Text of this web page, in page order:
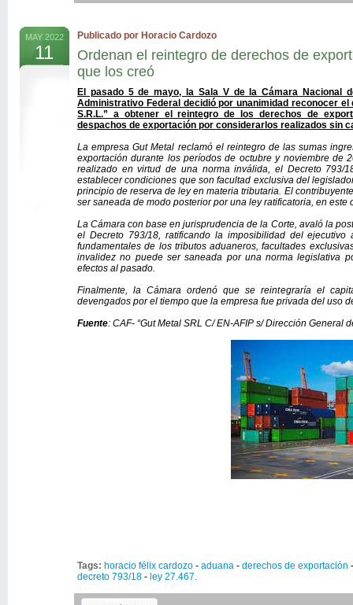
MAY 2022
11
Publicado por Horacio Cardozo
Ordenan el reintegro de derechos de
que los creó
El pasado 5 de mayo, la Sala V de la Cámara Nacional
Administrativo Federal decidió por unanimidad reconocer el
S.R.L.” a obtener el reintegro de los derechos de
despachos de exportación por considerarlos realizados sin
La empresa Gut Metal reclamó el reintegro de las sumas
exportación durante los períodos de octubre y noviembre de
realizado en virtud de una norma inválida, el Decreto 793/
establecer condiciones que son facultad exclusiva del
principio de reserva de ley en materia tributaria. El
ser saneada de modo posterior por una ley ratificatoria, en este
La Cámara con base en jurisprudencia de la Corte, avaló la
el Decreto 793/18, ratificando la imposibilidad del ejecutivo
fundamentales de los tributos aduaneros, facultades
invalidez no puede ser saneada por una norma legislativa
efectos al pasado.
Finalmente, la Cámara ordenó que se reintegraría el
devengados por el tiempo que la empresa fue privada del uso
Fuente: CAF- “Gut Metal SRL C/ EN-AFIP s/ Dirección General
Tags: horacio félix cardozo - aduana - derechos de exportación
decreto 793/18 - ley 27.467.